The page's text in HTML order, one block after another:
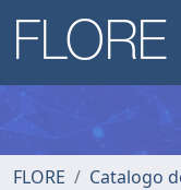
FLORE
Catalogo